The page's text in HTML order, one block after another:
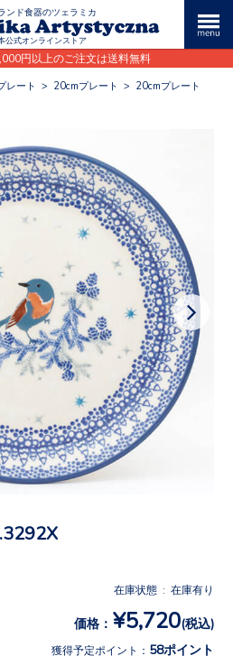
ンド食器のツェラミカ
公式オンラインストア
円以上のご注文は送料無料
レート > 20cmプレート > 20cmプレート
在庫状態 : 在庫有り
価格： ¥5,720(税込)
獲得予定ポイント： 58ポイント